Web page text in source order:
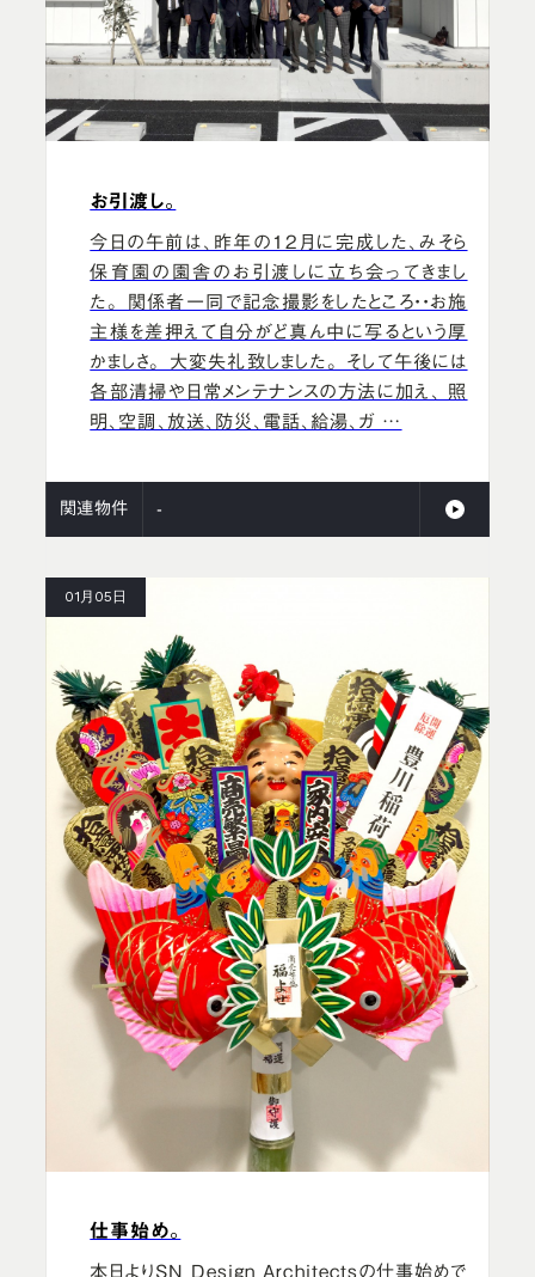
お引渡し。
今日の午前は、昨年の12月に完成した、みそら
保育園の園舎のお引渡しに立ち会ってきまし
た。 関係者一同で記念撮影をしたところ・・お施
主様を差押えて自分がど真ん中に写るという厚
かましさ。 大変失礼致しました。 そして午後には
各部清掃や日常メンテナンスの方法に加え、 照
明、空調、放送、防災、電話、給湯、ガ …
関連物件 -
01月05日
仕事始め。
本日よりSN Design Architectsの仕事始めで